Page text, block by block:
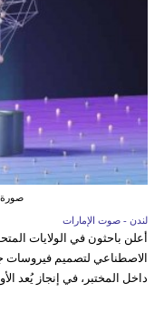
صورة
لندن - صوت الإمارات
أعلن باحثون في الولايات
الاصطناعي لتصميم فيروسات
داخل المختبر، في إنجاز يُعد